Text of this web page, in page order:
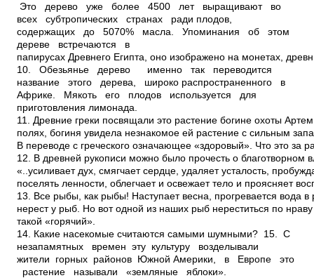
Это дерево уже более 4500 лет выращивают во
всех субтропических странах ради плодов,
содержащих до 50­70% масла. Упоминания об этом
дереве встречаются в
папирусах Древнего Египта, оно изображено на монетах,
10. Обезьянье дерево ­ именно так переводится
название этого дерева, широко распространенного в
Африке. Мякоть его плодов используется для
приготовления лимонада.
11. Древние греки посвящали это растение богине охоты
полях, богиня увидела незнакомое ей растение с сильным
В переводе с греческого означающее «здоровый». Что это за
12. В древней рукописи можно было прочесть о благотворном
«..усиливает дух, смягчает сердце, удаляет усталость,
поселять ленности, облегчает и освежает тело и проясняет
13. Все рыбы, как рыбы! Наступает весна, прогревается вода в
нерест у рыб. Но вот одной из наших рыб нереститься по
такой «горячий».
14. Какие насекомые считаются самыми шумными? 15. С
незапамятных времен эту культуру возделывали
жители горных районов Южной Америки, в Европе это
растение называли «земляные яблоки».